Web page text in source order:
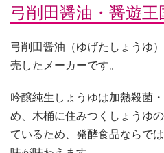
弓削田醤油・醤遊王
弓削田醤油（ゆげたしょうゆ
売したメーカーです。
吟醸純生しょうゆは加熱殺菌
め、木桶に住みつくしょうゆ
ているため、発酵食品ならで